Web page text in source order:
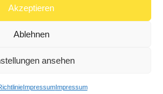
Akzeptieren
Ablehnen
ansehen
ImpressumImpressum